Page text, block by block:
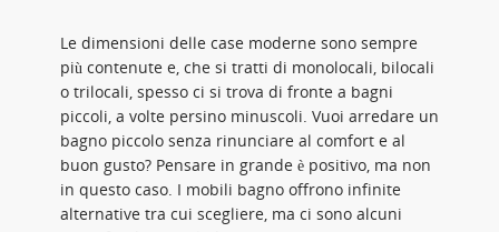
Le dimensioni delle case moderne sono sempre
più contenute e, che si tratti di monolocali, bilocali
o trilocali, spesso ci si trova di fronte a bagni
piccoli, a volte persino minuscoli. Vuoi arredare un
bagno piccolo senza rinunciare al comfort e al
buon gusto? Pensare in grande è positivo, ma non
in questo caso. I mobili bagno offrono infinite
alternative tra cui scegliere, ma ci sono alcuni